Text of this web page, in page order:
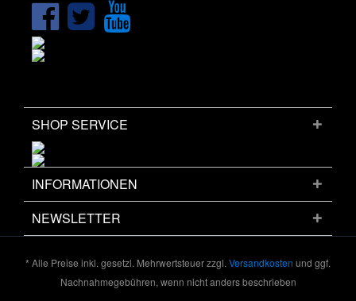
SHOP SERVICE
INFORMATIONEN
NEWSLETTER
* Alle Preise inkl. gesetzl. Mehrwertsteuer zzgl. Versandkosten und ggf.
Nachnahmegebühren, wenn nicht anders beschrieben